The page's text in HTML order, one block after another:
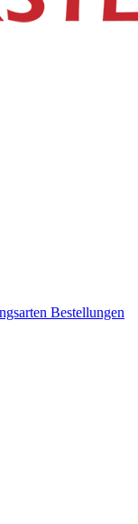
Bestellungen